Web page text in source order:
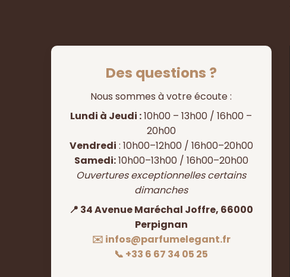
Des questions ?
Nous sommes à votre écoute :
Lundi à Jeudi :10h00 – 13h00 / 16h00 –
20h00
Vendredi : 10h00–12h00 / 16h00–20h00
Samedi:10h00–13h00 / 16h00–20h00
Ouvertures exceptionnelles certains
dimanches
📍 34 Avenue Maréchal Joffre, 66000
Perpignan
✉️ infos@parfumelegant.fr
📞 +33 6 67 34 05 25